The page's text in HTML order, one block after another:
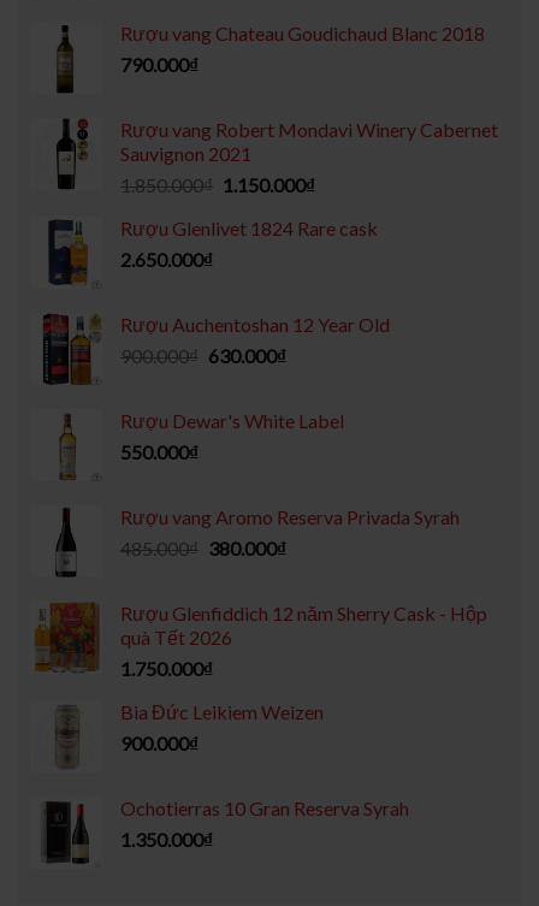
Rượu vang Chateau Goudichaud Blanc 2018
790.000₫
Rượu vang Robert Mondavi Winery Cabernet
Sauvignon 2021
1.850.000₫ 1.150.000₫
Rượu Glenlivet 1824 Rare cask
2.650.000₫
Rượu Auchentoshan 12 Year Old
900.000₫ 630.000₫
Rượu Dewar's White Label
550.000₫
Rượu vang Aromo Reserva Privada Syrah
485.000₫ 380.000₫
Rượu Glenfiddich 12 năm Sherry Cask - Hộp
quà Tết 2026
1.750.000₫
Bia Đức Leikiem Weizen
900.000₫
Ochotierras 10 Gran Reserva Syrah
1.350.000₫